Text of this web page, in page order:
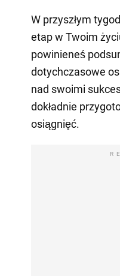
W przyszłym
etap w Twoim
powinieneś
dotychczasowe
nad swoimi
dokładnie
osiągnięć.